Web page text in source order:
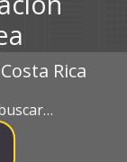
Rica